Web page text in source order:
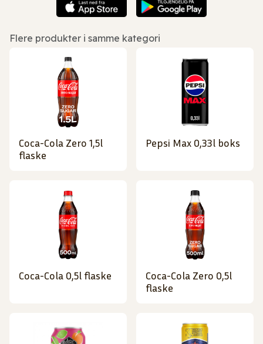
Flere produkter i samme kategori
Coca-Cola Zero 1,5l
flaske
Pepsi Max 0,33l boks
Coca-Cola 0,5l flaske
Coca-Cola Zero 0,5l
flaske